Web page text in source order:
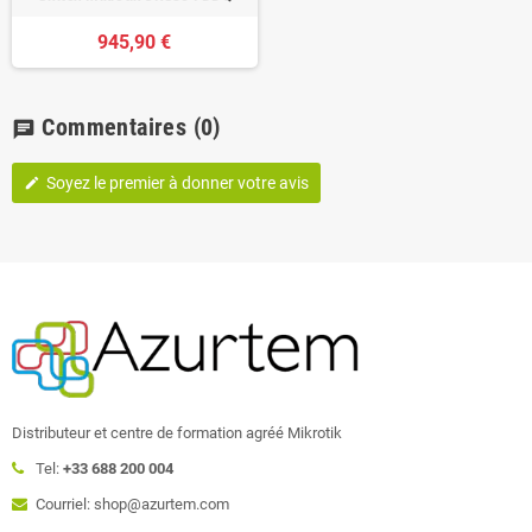
945,90 €
chat Commentaires (0)
edit Soyez le premier à donner votre avis
Distributeur et centre de formation agréé Mikrotik
Tel: +33 688 200 004
Courriel: shop@azurtem.com